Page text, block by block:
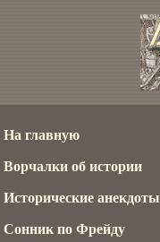
На главную
Ворчалки об истории
Исторические анекдоты
Сонник по Фрейду